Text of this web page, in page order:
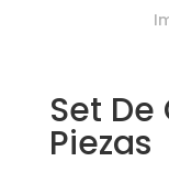
Set De
Piezas